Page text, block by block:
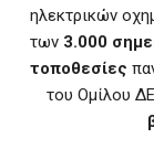
ηλεκτρικών
των 3.000
τοποθεσίες
του Ομίλου